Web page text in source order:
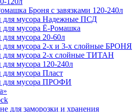
Броня с завязками 120-240л
мусора Надежные ПСД
мусора Ё-Ромашка
мусора 20-60л
мусора 2-х и 3-х слойные БРОНЯ
мусора 2-х слойные ТИТАН
мусора 120-240л
мусора Пласт
мусора ПРОФИ
для заморозки и хранения